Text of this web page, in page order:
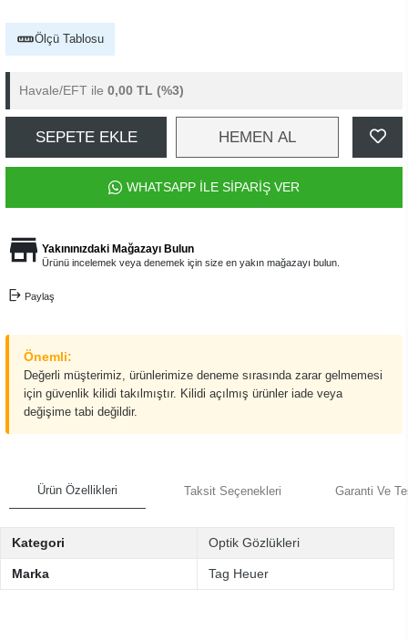
Ölçü Tablosu
Havale/EFT ile 0,00 TL (%3)
SEPETE EKLE HEMEN AL
WHATSAPP İLE SİPARİŞ VER
Yakınınızdaki Mağazayı Bulun
Ürünü incelemek veya denemek için size en yakın mağazayı bulun.
Paylaş
Önemli:
Değerli müşterimiz, ürünlerimize deneme sırasında zarar gelmemesi
için güvenlik kilidi takılmıştır. Kilidi açılmış ürünler iade veya
değişime tabi değildir.
Ürün Özellikleri Taksit Seçenekleri Garanti Ve
Kategori Optik Gözlükleri
Marka Tag Heuer